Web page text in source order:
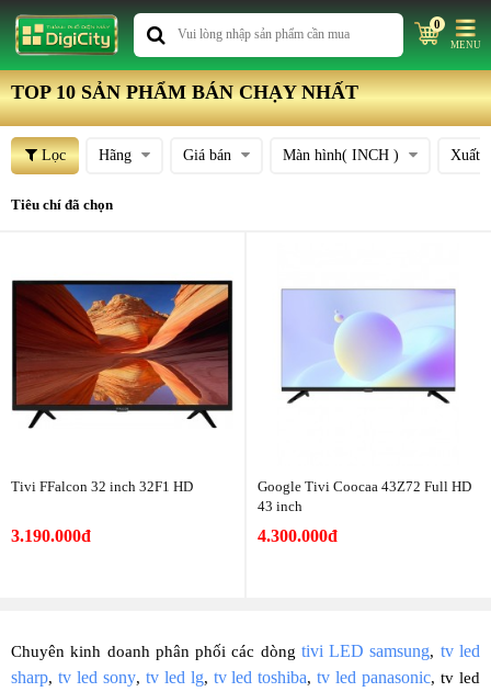
0
MENU
TOP 10 SẢN PHẨM BÁN CHẠY NHẤT
Lọc Hãng Giá bán Màn hình( INCH ) Xuất
Tiêu chí đã chọn
Tivi FFalcon 32 inch 32F1 HD
3.190.000đ
Google Tivi Coocaa 43Z72 Full HD
43 inch
4.300.000đ
Chuyên kinh doanh phân phối các dòng tivi LED samsung, tv led
sharp, tv led sony, tv led lg, tv led toshiba,tv led panasonic, tv led